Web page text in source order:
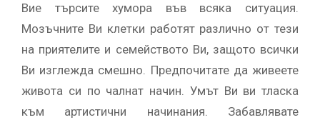
Вие търсите хумора във всяка ситуация.
Мозъчните Ви клетки работят различно от тези
на приятелите и семейството Ви, защото всички
Ви изглежда смешно. Предпочитате да живеете
живота си по чалнат начин. Умът Ви ви тласка
към артистични начинания. Забавлявате